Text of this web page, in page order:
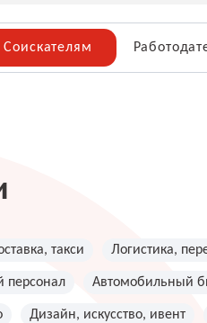
Соискателям
такси Логистика,
персонал Автомобильный
Дизайн, искусство, ивент